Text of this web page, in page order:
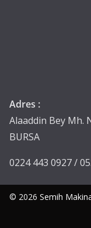
Adres :
Alaaddin Bey Mh.
BURSA
0224 443 0927 /
© 2026 Semih